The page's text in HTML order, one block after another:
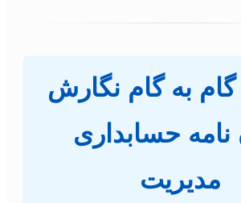
به گام نگارش
نامه حسابداری
مدیریت